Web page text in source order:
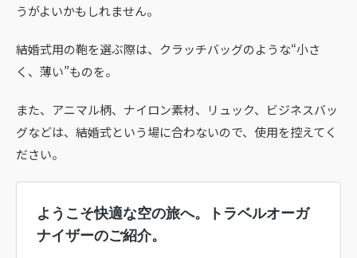
うがよいかもしれません。
結婚式用の鞄を選ぶ際は、クラッチバッグのような“小さ
く、薄い”ものを。
また、アニマル柄、ナイロン素材、リュック、ビジネスバッ
グなどは、結婚式という場に合わないので、使用を控えてく
ださい。